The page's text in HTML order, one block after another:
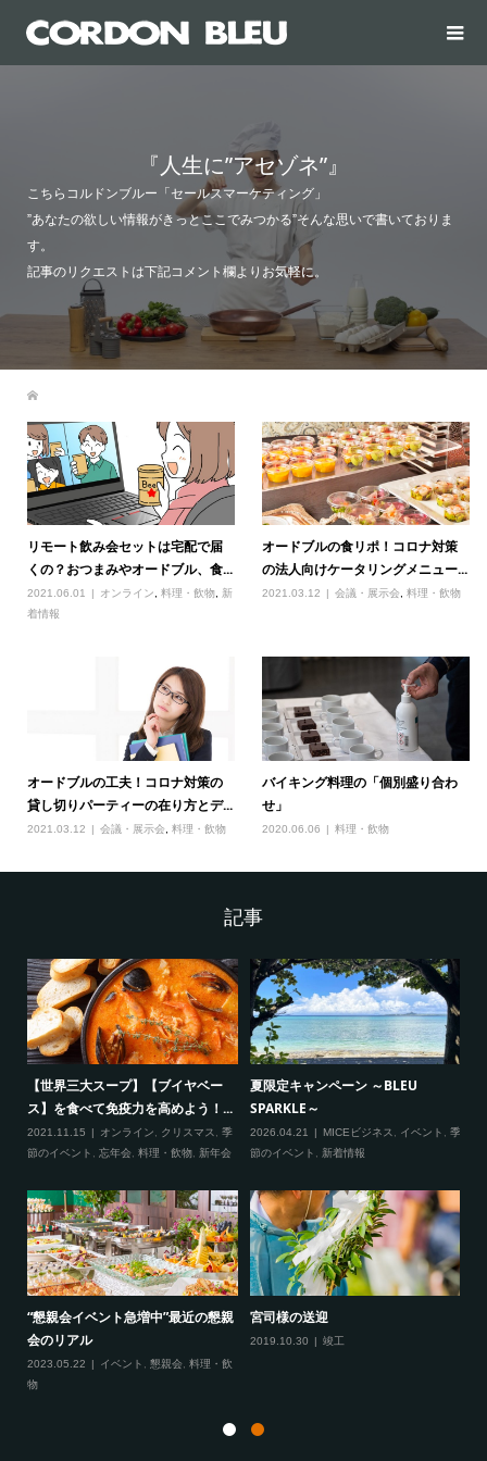
『人生に”アセゾネ”』
こちらコルドンブルー「セールスマーケティング」
”あなたの欲しい情報がきっとここでみつかる”そんな思いで書いておりま
す。
記事のリクエストは下記コメント欄よりお気軽に。
リモート飲み会セットは宅配で届
くの？おつまみやオードブル、食...
2021.06.01 オンライン, 料理・飲物, 新
着情報
オードブルの食リポ！コロナ対策
の法人向けケータリングメニュー...
2021.03.12 会議・展示会,料理・飲物
オードブルの工夫！コロナ対策の
貸し切りパーティーの在り方とデ...
2021.03.12 会議・展示会, 料理・飲物
バイキング料理の「個別盛り合わ
せ」
2020.06.06 料理・飲物
記事
【世界三大スープ】【ブイヤベー
ス】を食べて免疫力を高めよう！...
2021.11.15 オンライン クリスマス
季
節のイベント
忘年会, 料理・飲物, 新年会
夏限定キャンペーン ～BLEU
SPARKLE～
2026.04.21 MICEビジネス イベント
季
節のイベント
新着情報
“懇親会イベント急増中”最近の懇親
会のリアル
2023.05.22 イベント , 懇親会, 料理・飲
物
宮司様の送迎
2019.10.30 竣工